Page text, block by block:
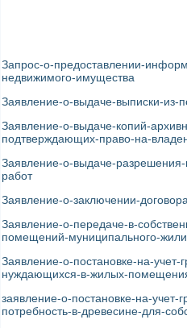
Запрос-о-предоставлении-
недвижимого-имущества
Заявление-о-выдаче-выписки-из-
Заявление-о-выдаче-копий-
подтверждающих-право-на-
Заявление-о-выдаче-
работ
Заявление-о-заключении-
Заявление-о-передаче-в-
помещений-муниципального-
Заявление-о-постановке-на-учет-
нуждающихся-в-жилых-
заявление-о-постановке-на-
потребность-в-древесине-для-